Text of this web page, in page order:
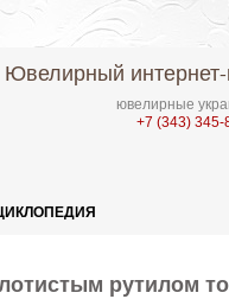
Ювелирный интернет-
ювелирные
+7 (343) 345-
рутилом